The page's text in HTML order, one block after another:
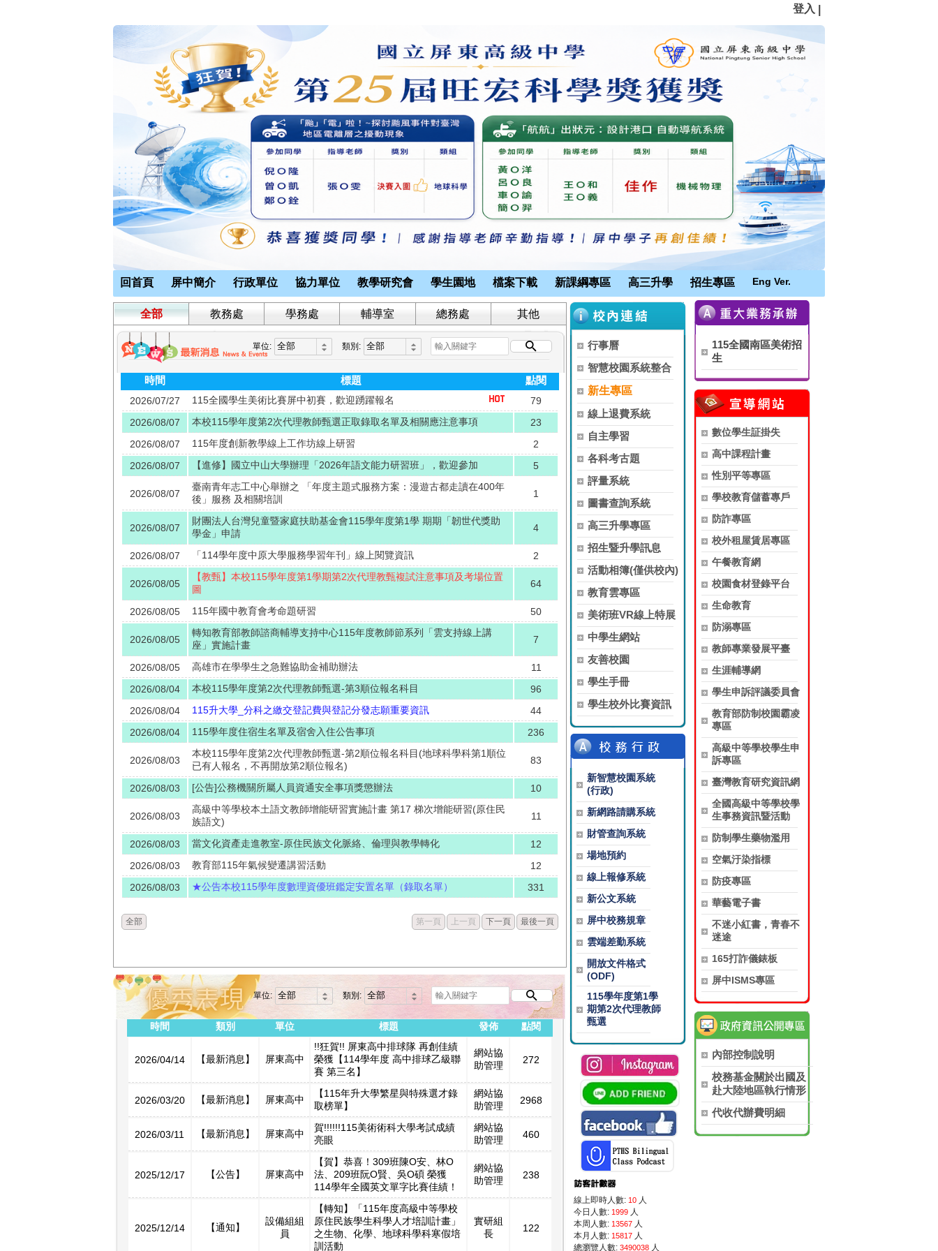
登入
回首頁 屏中簡介 行政單位 協力單位 教學研究會 學生園地 檔案下載 新課綱專區 高三升學 招生專區 Eng Ver.
全部 教務處 學務處 輔導室 總務處 其他
單位: 類別:
時間 標題 點閱
2026/07/27 115全國學生美術比賽屏中初賽，歡迎踴躍報名
79
2026/08/07
本校115學年度第2次代理教師甄選正取錄取名單及相關應注意事項
23
2026/08/07
115年度創新教學線上工作坊線上研習
2
2026/08/07
【進修】國立中山大學辦理「2026年語文能力研習班」，歡迎參加 5
2026/08/07
臺南青年志工中心舉辦之 「年度主題式服務方案：漫遊古都走讀在400年
後」服務 及相關培訓
1
2026/08/07
財團法人台灣兒童暨家庭扶助基金會115學年度第1學 期期「韌世代獎助
學金」申請
4
2026/08/07 「114學年度中原大學服務學習年刊」線上閱覽資訊 2
2026/08/05
【教甄】本校115學年度第1學期第2次代理教甄複試注意事項及考場位置
圖
64
2026/08/05 115年國中教育會考命題研習 50
2026/08/05
轉知教育部教師諮商輔導支持中心115年度教師節系列「雲支持線上講
座」實施計畫
7
2026/08/05 高雄市在學學生之急難協助金補助辦法
11
2026/08/04
本校115學年度第2次代理教師甄選-第3順位報名科目
96
2026/08/04
115升大學_分科之繳交登記費與登記分發志願重要資訊
44
2026/08/04
115學年度住宿生名單及宿舍入住公告事項 236
2026/08/03
本校115學年度第2次代理教師甄選-第2順位報名科目(地球科學科第1順位
已有人報名，不再開放第2順位報名)
83
2026/08/03 [公告]公務機關所屬人員資通安全事項獎懲辦法 10
2026/08/03
高級中等學校本土語文教師增能研習實施計畫 第17 梯次增能研習(原住民
族語文)
11
2026/08/03 當文化資產走進教室-原住民族文化脈絡、倫理與教學轉化
12
2026/08/03
教育部115年氣候變遷講習活動
12
2026/08/03
★公告本校115學年度數理資優班鑑定安置名單（錄取名單） 331
全部 第一頁 上一頁 下一頁 最後一頁
單位: 類別:
時間 類別 單位 標題 發佈 點閱
2026/04/14 【最新消息】 屏東高中
!!狂賀!! 屏東高中排球隊 再創佳績
榮獲【114學年度 高中排球乙級聯
賽 第三名】
網站協
助管理
272
2026/03/20 【最新消息】 屏東高中
【115年升大學繁星與特殊選才錄
取榜單】
網站協
助管理
2968
2026/03/11 【最新消息】 屏東高中
賀!!!!!!115美術術科大學考試成績
亮眼
網站協
助管理
460
2025/12/17 【公告】 屏東高中
【賀】恭喜！309班陳O安、林O
法、209班阮O賢、吳O碩 榮獲
114學年全國英文單字比賽佳績！
網站協
助管理
238
2025/12/14 【通知】
設備組組
員
【轉知】「115年度高級中等學校
原住民族學生科學人才培訓計畫」
之生物、化學、地球科學科寒假培
訓活動
實研組
長
122
行事曆
智慧校園系統整合
新生專區
線上退費系統
自主學習
各科考古題
評量系統
圖書查詢系統
高三升學專區
招生暨升學訊息
活動相簿(僅供校內)
教育雲專區
美術班VR線上特展
中學生網站
友善校園
學生手冊
學生校外比賽資訊
新智慧校園系統
(行政)
新網路請購系統
財管查詢系統
場地預約
線上報修系統
新公文系統
屏中校務規章
雲端差勤系統
開放文件格式
(ODF)
115學年度第1學
期第2次代理教師
甄選
線上即時人數: 10 人
今日人數: 1999 人
本周人數: 13567 人
本月人數: 15817 人
總瀏覽人數: 3490038 人
115全國南區美術招
生
數位學生証掛失
高中課程計畫
性別平等專區
學校教育儲蓄專戶
防詐專區
校外租屋賃居專區
午餐教育網
校園食材登錄平台
生命教育
防溺專區
教師專業發展平臺
生涯輔導網
學生申訴評議委員會
教育部防制校園霸凌
專區
高級中等學校學生申
訴專區
臺灣教育研究資訊網
全國高級中等學校學
生事務資訊暨活動
防制學生藥物濫用
空氣汙染指標
防疫專區
華藝電子書
不迷小紅書，青春不
迷途
165打詐儀錶板
屏中ISMS專區
內部控制說明
校務基金關於出國及
赴大陸地區執行情形
代收代辦費明細